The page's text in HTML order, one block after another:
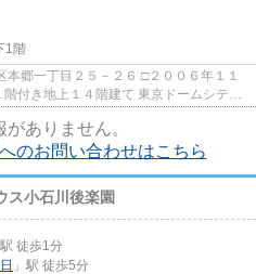
1階
４階建て 東京ドームシテ
ありません。
のお問い合わせはこちら
ス小石川後楽園
駅 徒歩1分
」駅 徒歩5分